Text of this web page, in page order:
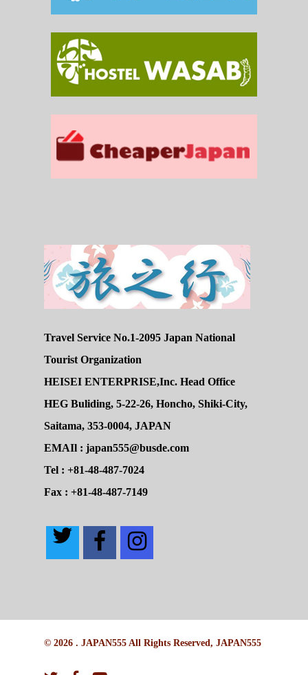
Travel Service No.1-2095 Japan National
Tourist Organization
HEISEI ENTERPRISE,Inc. Head Office
HEG Buliding, 5-22-26, Honcho, Shiki-City,
Saitama, 353-0004, JAPAN
EMAIl : japan555@busde.com
Tel : +81-48-487-7024
Fax : +81-48-487-7149
© 2026 . JAPAN555 All Rights Reserved, JAPAN555